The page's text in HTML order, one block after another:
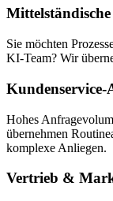
Sie möchten
KI-Team? Wir
Kundenservice-
Hohes
übernehmen
komplexe Anliegen.
Vertrieb &